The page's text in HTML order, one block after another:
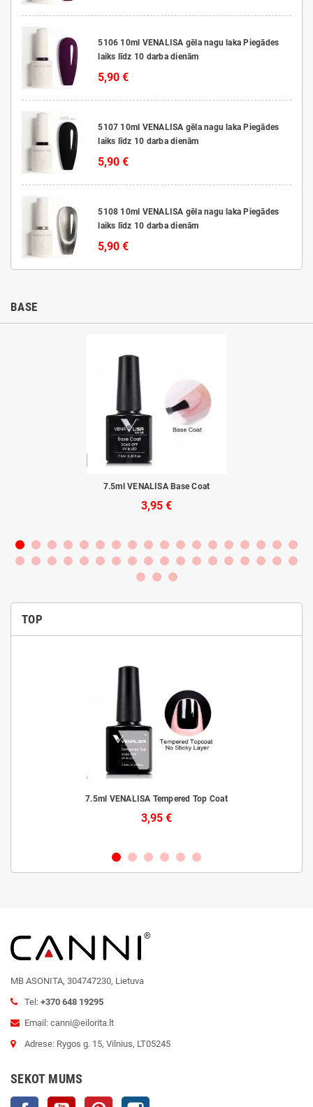
5106 10ml VENALISA gēla nagu laka Piegādes
laiks līdz 10 darba dienām
5,90 €
5107 10ml VENALISA gēla nagu laka Piegādes
laiks līdz 10 darba dienām
5,90 €
5108 10ml VENALISA gēla nagu laka Piegādes
laiks līdz 10 darba dienām
5,90 €
BASE
7.5ml VENALISA Base Coat
3,95 €
TOP
7.5ml VENALISA Tempered Top Coat
3,95 €
MB ASONITA, 304747230, Lietuva
Tel: +370 648 19295
Email: canni@eilorita.lt
Adrese: Rygos g. 15, Vilnius, LT05245
SEKOT MUMS
Facebook YouTube Pinterest